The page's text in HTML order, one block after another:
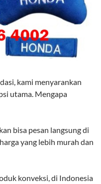
kami menyarankan
utama. Mengapa
bisa pesan langsung di
yang lebih murah dan
konveksi, di Indonesia